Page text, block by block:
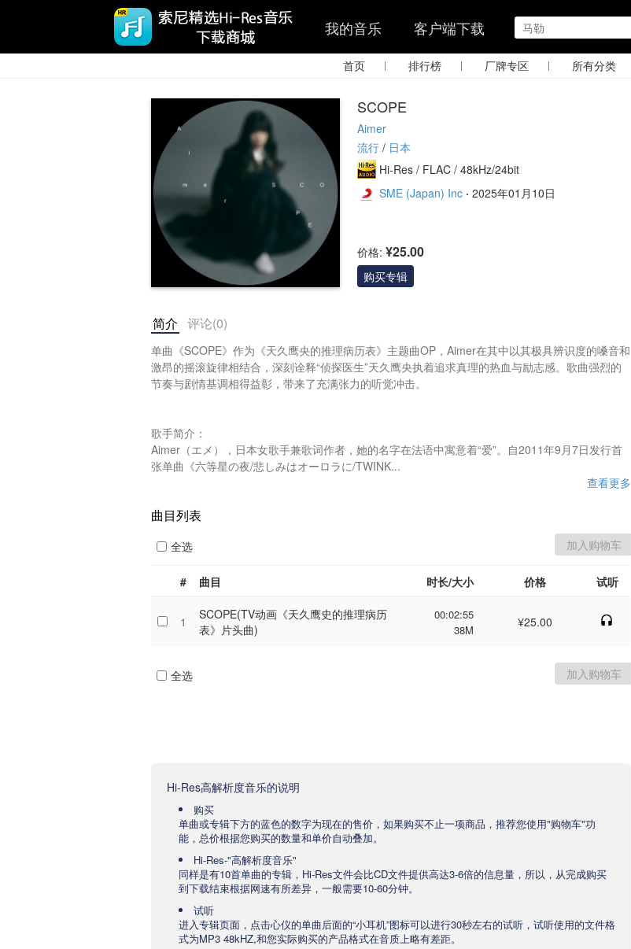
我的音乐 客户端下载
首页 | 排行榜 | 厂牌专区 | 所有分类
SCOPE
Aimer
流行 / 日本
Hi-Res / FLAC / 48kHz/24bit
SME (Japan) Inc · 2025年01月10日
价格: ¥25.00
购买专辑
简介 评论(0)
单曲《SCOPE》作为《天久鹰央的推理病历表》主题曲OP，Aimer在其中以其极具辨识度的嗓音和
激昂的摇滚旋律相结合，深刻诠释“侦探医生”天久鹰央执着追求真理的热血与励志感。歌曲强烈的
节奏与剧情基调相得益彰，带来了充满张力的听觉冲击。
歌手简介：
Aimer（エメ），日本女歌手兼歌词作者，她的名字在法语中寓意着“爱”。自2011年9月7日发行首
张单曲《六等星の夜/悲しみはオーロラに/TWINK...
查看更多
曲目列表
全选
# 曲目 时长/大小 价格 试听
1
SCOPE(TV动画《天久鹰史的推理病历
表》片头曲)
00:02:55
38M
¥25.00
全选
Hi-Res高解析度音乐的说明
购买
单曲或专辑下方的蓝色的数字为现在的售价，如果购买不止一项商品，推荐您使用"购物车"功
能，总价根据您购买的数量和单价自动叠加。
Hi-Res-"高解析度音乐"
同样是有10首单曲的专辑，Hi-Res文件会比CD文件提供高达3-6倍的信息量，所以，从完成购买
到下载结束根据网速有所差异，一般需要10-60分钟。
试听
进入专辑页面，点击心仪的单曲后面的“小耳机”图标可以进行30秒左右的试听，试听使用的文件格
式为MP3 48kHZ,和您实际购买的产品格式在音质上略有差距。